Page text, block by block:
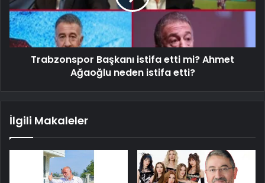
Trabzonspor Başkanı istifa etti mi? Ahmet
Ağaoğlu neden istifa etti?
İlgili Makaleler